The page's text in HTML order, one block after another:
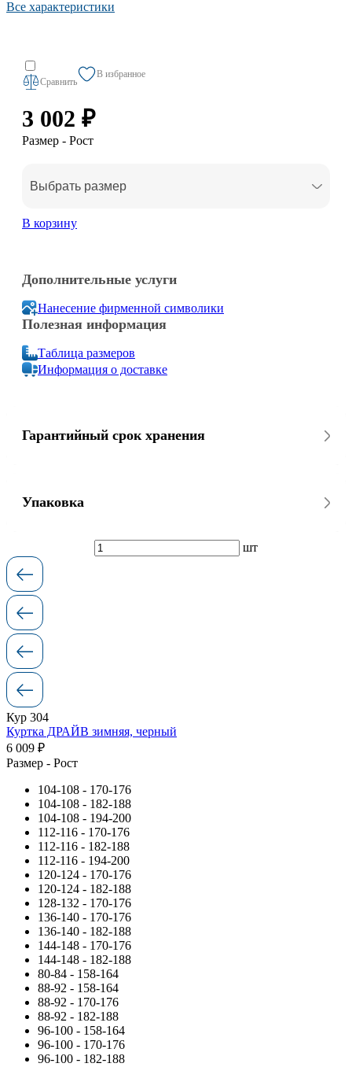
Все характеристики
Сравнить
В избранное
3 002 ₽
Размер - Рост
Выбрать размер
В корзину
Дополнительные услуги
Нанесение фирменной символики
Полезная информация
Таблица размеров
Информация о доставке
Гарантийный срок хранения
Упаковка
шт
Кур 304
Куртка ДРАЙВ зимняя, черный
6 009 ₽
Размер - Рост
104-108 - 170-176
104-108 - 182-188
104-108 - 194-200
112-116 - 170-176
112-116 - 182-188
112-116 - 194-200
120-124 - 170-176
120-124 - 182-188
128-132 - 170-176
136-140 - 170-176
136-140 - 182-188
144-148 - 170-176
144-148 - 182-188
80-84 - 158-164
88-92 - 158-164
88-92 - 170-176
88-92 - 182-188
96-100 - 158-164
96-100 - 170-176
96-100 - 182-188